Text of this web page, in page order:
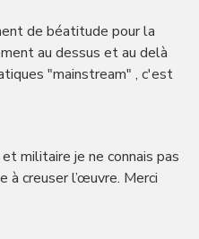
de béatitude pour la
au dessus et au delà
"mainstream" , c'est
militaire je ne connais pas
à creuser l’œuvre. Merci